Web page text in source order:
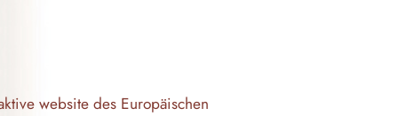
website des Europäischen